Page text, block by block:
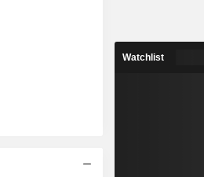
Watchlist